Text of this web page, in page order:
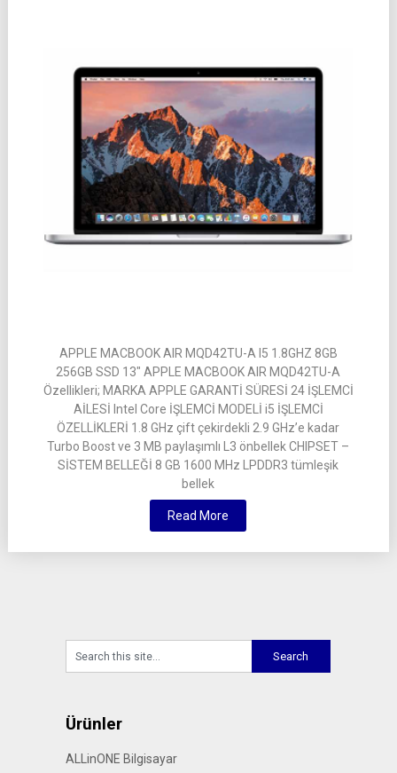
APPLE MACBOOK AIR MQD42TU-A I5 1.8GHZ 8GB
256GB SSD 13″ APPLE MACBOOK AIR MQD42TU-A
Özellikleri; MARKA APPLE GARANTİ SÜRESİ 24 İŞLEMCİ
AİLESİ Intel Core İŞLEMCİ MODELİ i5 İŞLEMCİ
ÖZELLİKLERİ 1.8 GHz çift çekirdekli 2.9 GHz’e kadar
Turbo Boost ve 3 MB paylaşımlı L3 önbellek CHIPSET –
SİSTEM BELLEĞİ 8 GB 1600 MHz LPDDR3 tümleşik
bellek
Read More
Ürünler
ALLinONE Bilgisayar